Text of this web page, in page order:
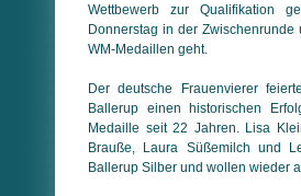
Wettbewerb zur Qualifikation
Donnerstag in der
WM-Medaillen geht.
Der deutsche Frauenvierer
Ballerup einen historischen
Medaille seit 22 Jahren. Lisa
Brauße, Laura Süßemilch und
Ballerup Silber und wollen wieder